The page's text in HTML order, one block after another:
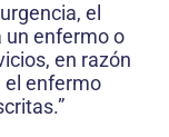
el
un enfermo o
en razón
el enfermo